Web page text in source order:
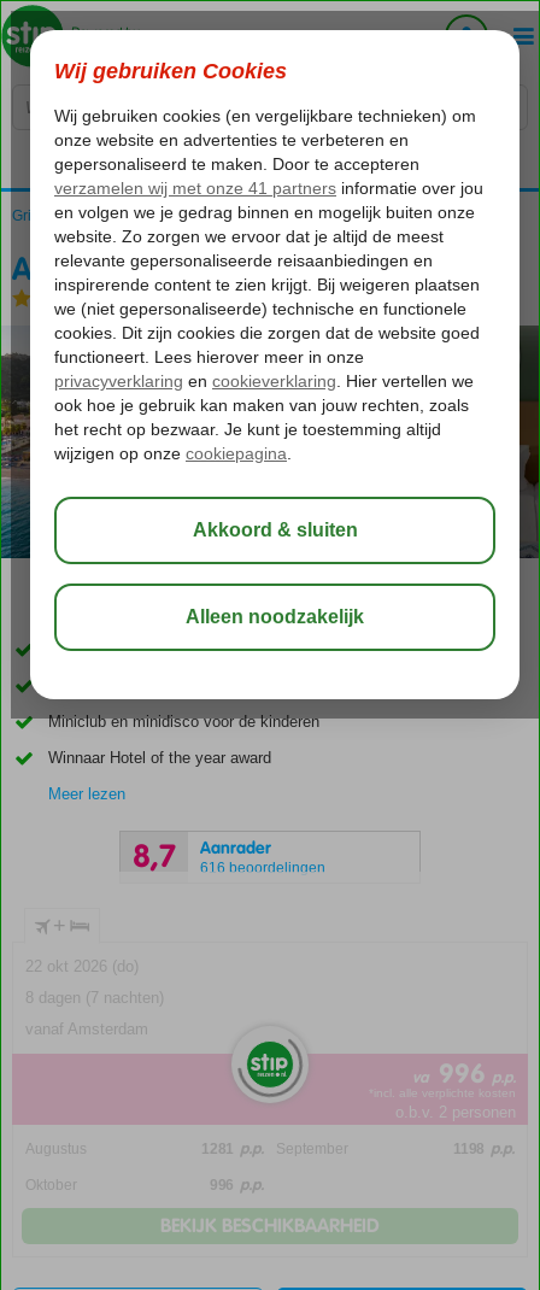
Voelt als thuiskomen...
Griekenland Rhodos Ixia Avra Beach
Avra Beach
All Inclusive- Hotel
aug 32°C
Direct aan het strand van Ixia
Miniclub en minidisco voor de kinderen
Winnaar Hotel of the year award
Meer lezen
8,7 Aanrader
616 beoordelingen
+
22 okt 2026 (do)
8 dagen (7 nachten)
vanaf Amsterdam
va 996 p.p.
*incl. alle verplichte kosten
o.b.v. 2 personen
Augustus 1281 p.p. September 1198 p.p.
Oktober 996 p.p.
BEKIJK BESCHIKBAARHEID